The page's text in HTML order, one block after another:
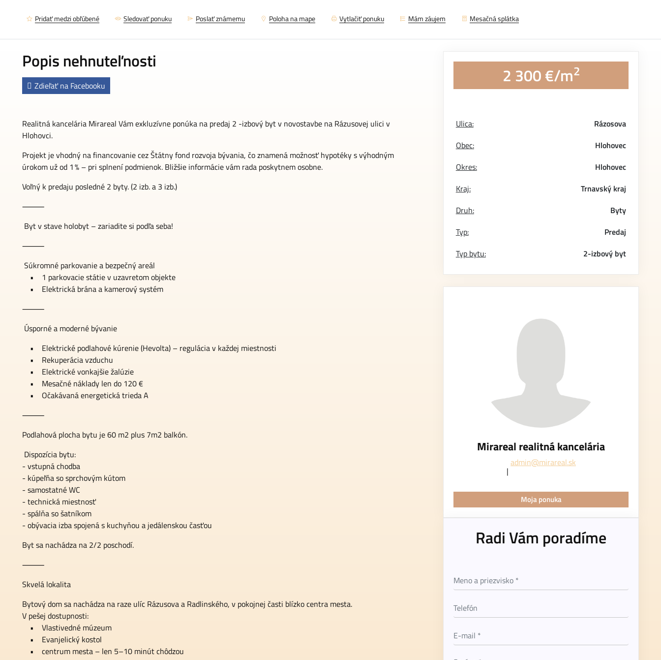
Pridať medzi obľúbené Sledovať ponuku Poslať známemu Poloha na mape Vytlačiť ponuku Mám záujem Mesačná splátka
Popis nehnuteľnosti
Zdieľať na Facebooku
Realitná kancelária Mirareal Vám exkluzívne ponúka na predaj 2 -izbový byt v novostavbe na Rázusovej ulici v
Hlohovci.
Projekt je vhodný na financovanie cez Štátny fond rozvoja bývania, čo znamená možnosť hypotéky s výhodným
úrokom už od 1 % – pri splnení podmienok. Bližšie informácie vám rada poskytnem osobne.
Voľný k predaju posledné 2 byty. (2 izb. a 3 izb.)
⸻
Byt v stave holobyt – zariadite si podľa seba!
⸻
Súkromné parkovanie a bezpečný areál
• 1 parkovacie státie v uzavretom objekte
• Elektrická brána a kamerový systém
⸻
Úsporné a moderné bývanie
• Elektrické podlahové kúrenie (Hevolta) – regulácia v každej miestnosti
• Rekuperácia vzduchu
• Elektrické vonkajšie žalúzie
• Mesačné náklady len do 120 €
• Očakávaná energetická trieda A
⸻
Podlahová plocha bytu je 60 m2 plus 7m2 balkón.
Dispozícia bytu:
- vstupná chodba
- kúpeľňa so sprchovým kútom
- samostatné WC
- technická miestnosť
- spálňa so šatníkom
- obývacia izba spojená s kuchyňou a jedálenskou časťou
Byt sa nachádza na 2/2 poschodí.
⸻
Skvelá lokalita
Bytový dom sa nachádza na raze ulíc Rázusova a Radlinského, v pokojnej časti blízko centra mesta.
V pešej dostupnosti:
• Vlastivedné múzeum
• Evanjelický kostol
• centrum mesta – len 5–10 minút chôdzou
2 300 €/m2
Ulica:
Rázosova
Obec:
Hlohovec
Okres:
Hlohovec
Kraj:
Trnavský kraj
Druh:
Byty
Typ:
Predaj
Typ bytu:
2-izbový byt
Mirareal realitná kancelária
admin@mirareal.sk
Moja ponuka
Radi Vám poradíme